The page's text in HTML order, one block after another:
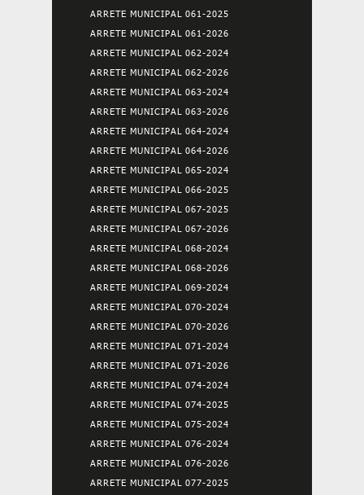
ARRETE MUNICIPAL 061-2025
ARRETE MUNICIPAL 061-2026
ARRETE MUNICIPAL 062-2024
ARRETE MUNICIPAL 062-2026
ARRETE MUNICIPAL 063-2024
ARRETE MUNICIPAL 063-2026
ARRETE MUNICIPAL 064-2024
ARRETE MUNICIPAL 064-2026
ARRETE MUNICIPAL 065-2024
ARRETE MUNICIPAL 066-2025
ARRETE MUNICIPAL 067-2025
ARRETE MUNICIPAL 067-2026
ARRETE MUNICIPAL 068-2024
ARRETE MUNICIPAL 068-2026
ARRETE MUNICIPAL 069-2024
ARRETE MUNICIPAL 070-2024
ARRETE MUNICIPAL 070-2026
ARRETE MUNICIPAL 071-2024
ARRETE MUNICIPAL 071-2026
ARRETE MUNICIPAL 074-2024
ARRETE MUNICIPAL 074-2025
ARRETE MUNICIPAL 075-2024
ARRETE MUNICIPAL 076-2024
ARRETE MUNICIPAL 076-2026
ARRETE MUNICIPAL 077-2025